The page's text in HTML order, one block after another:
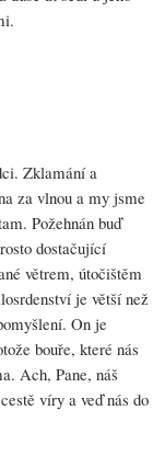
Zklamání a
za vlnou a my jsme
Požehnán buď
dostačující
větrem, útočištěm
je větší než
On je
bouře, které nás
Ach, Pane, náš
víry a veď nás do